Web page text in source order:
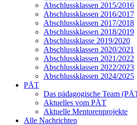
Abschlussklassen 2015/2016
Abschlussklassen 2016/2017
Abschlussklassen 2017/2018
Abschlussklassen 2018/2019
Abschlussklasse 2019/2020
Abschlussklassen 2020/2021
Abschlussklassen 2021/2022
Abschlussklassen 2022/2023
Abschlussklassen 2024/2025
PÄT
Das pädagogische Team
Aktuelles vom PÄT
Aktuelle Mentorenprojekte
Alle Nachrichten